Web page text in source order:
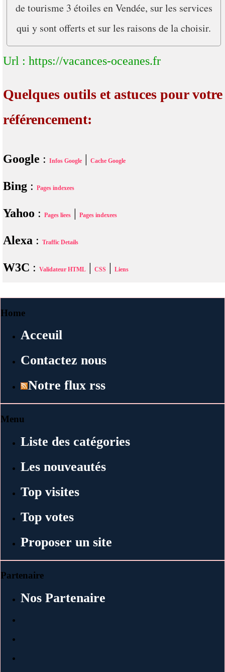
de tourisme 3 étoiles en Vendée, sur les services
qui y sont offerts et sur les raisons de la choisir.
Url : https://vacances-oceanes.fr
Quelques outils et astuces pour votre
référencement:
Google : Infos Google | Cache Google
Bing : Pages indexees
Yahoo : Pages liees | Pages indexees
Alexa : Traffic Details
W3C : Validateur HTML | CSS | Liens
Home
Acceuil
Contactez nous
Notre flux rss
Menu
Liste des catégories
Les nouveautés
Top visites
Top votes
Proposer un site
Partenaire
Nos Partenaire